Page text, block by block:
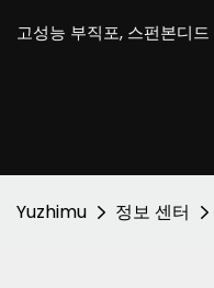
고성능 부직포, 스펀본디
Yuzhimu 정보 센터